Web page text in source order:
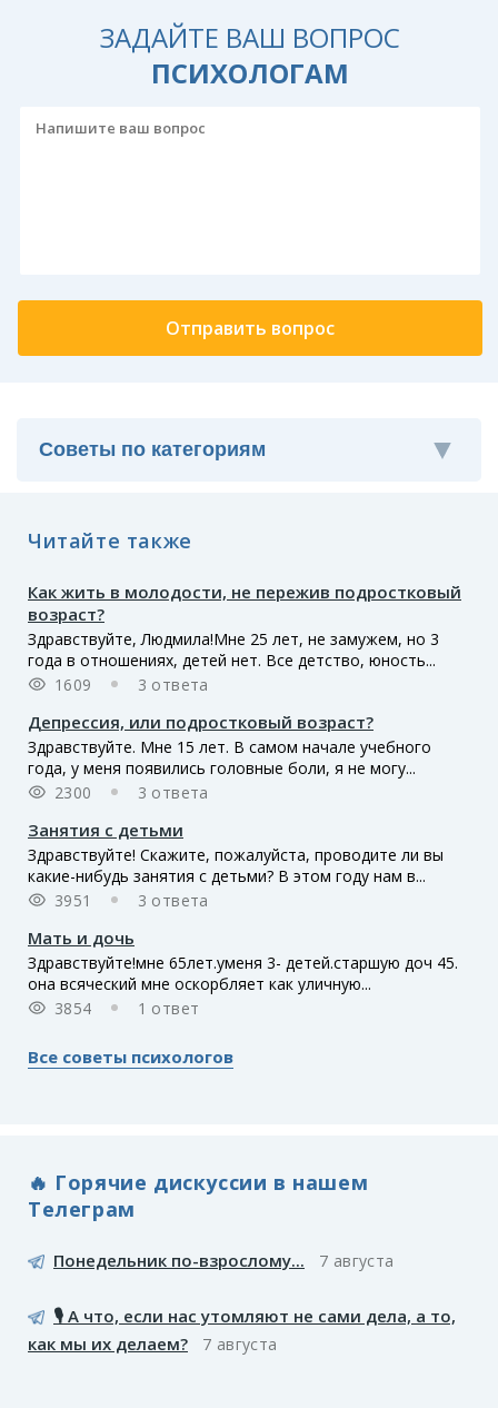
ЗАДАЙТЕ ВАШ ВОПРОС
ПСИХОЛОГАМ
Читайте также
Как жить в молодости, не пережив подростковый
возраст?
Здравствуйте, Людмила!Мне 25 лет, не замужем, но 3
года в отношениях, детей нет. Все детство, юность...
1609
3 ответа
Депрессия, или подростковый возраст?
Здравствуйте. Мне 15 лет. В самом начале учебного
года, у меня появились головные боли, я не могу...
2300
3 ответа
Занятия с детьми
Здравствуйте! Скажите, пожалуйста, проводите ли вы
какие-нибудь занятия с детьми? В этом году нам в...
3951
3 ответа
Мать и дочь
Здравствуйте!мне 65лет.уменя 3- детей.старшую доч 45.
она всяческий мне оскорбляет как уличную...
3854
1 ответ
Все советы психологов
🔥 Горячие дискуссии в нашем
Телеграм
Понедельник по-взрослому... 7 августа
🎙️ А что, если нас утомляют не сами дела, а то,
как мы их делаем?
7 августа